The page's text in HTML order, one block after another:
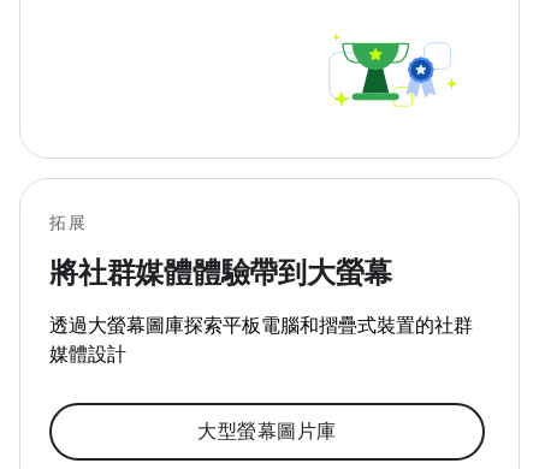
拓展
將社群媒體體驗帶到大螢幕
透過大螢幕圖庫探索平板電腦和摺疊式裝置的社群
媒體設計
大型螢幕圖片庫